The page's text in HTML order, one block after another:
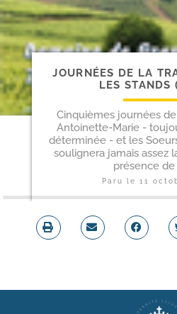
JOURNÉES DE LA
LES STANDS
Cinquièmes journées
Antoinette-Marie -
déterminée - et les
soulignera jamais assez
présence de
Paru le 11